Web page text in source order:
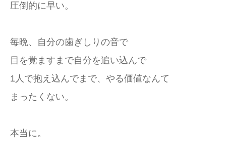
圧倒的に早い。
毎晩、自分の歯ぎしりの音で
目を覚ますまで自分を追い込んで
1人で抱え込んでまで、やる価値なんて
まったくない。
本当に。